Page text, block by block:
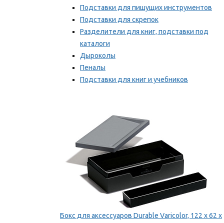
Подставки для пишущих инструментов
Подставки для скрепок
Разделители для книг, подставки под
каталоги
Дыроколы
Пеналы
Подставки для книг и учебников
Бокс для аксессуаров Durable Varicolor, 122 x 62 x